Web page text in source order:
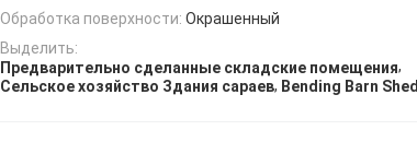
Обработка поверхности: Окрашенный
Выделить:
Предварительно сделанные складские помещения,
Сельское хозяйство Здания сараев, Bending Barn Shed